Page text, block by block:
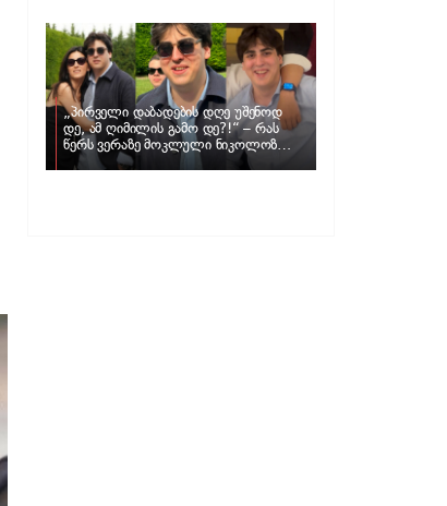
„პირველი დაბადების დღე უშენოდ
დე, ამ ღიმილის გამო დე?!“ – რას
წერს ვერაზე მოკლული ნიკოლოზ
ღუნაშვილის დედა